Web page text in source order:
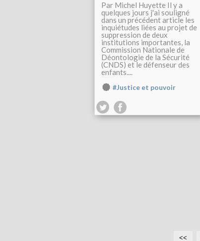
Par Michel Huyette Il y a
quelques jours j'ai souligné
dans un précédent article les
inquiétudes liées au projet de
suppression de deux
institutions importantes, la
Commission Nationale de
Déontologie de la Sécurité
(CNDS) et le défenseur des
enfants....
#Justice et pouvoir
<<